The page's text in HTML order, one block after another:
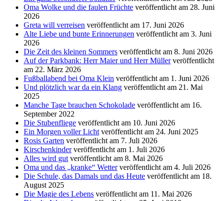
Oma Wolke und die faulen Früchte veröffentlicht am 28. Juni
2026
Greta will verreisen veröffentlicht am 17. Juni 2026
Alte Liebe und bunte Erinnerungen veröffentlicht am 3. Juni
2026
Die Zeit des kleinen Sommers veröffentlicht am 8. Juni 2026
Auf der Parkbank: Herr Maier und Herr Müller veröffentlicht
am 22. März 2026
Fußballabend bei Oma Klein veröffentlicht am 1. Juni 2026
Und plötzlich war da ein Klang veröffentlicht am 21. Mai
2025
Manche Tage brauchen Schokolade veröffentlicht am 16.
September 2022
Die Stubenfliege veröffentlicht am 10. Juni 2026
Ein Morgen voller Licht veröffentlicht am 24. Juni 2025
Rosis Garten veröffentlicht am 7. Juli 2026
Kirschenkinder veröffentlicht am 1. Juli 2026
Alles wird gut veröffentlicht am 8. Mai 2026
Oma und das „kranke“ Wetter veröffentlicht am 4. Juli 2026
Die Schule, das Damals und das Heute veröffentlicht am 18.
August 2025
Die Magie des Lebens veröffentlicht am 11. Mai 2026